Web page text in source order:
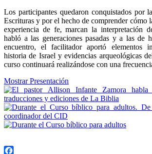
Los participantes quedaron conquistados por
Escrituras y por el hecho de comprender cómo
experiencia de fe, marcan la interpretación
habló a las generaciones pasadas y a las de
encuentro, el facilitador aportó elementos
historia de Israel y evidencias arqueológicas
curso continuará realizándose con una
Mostrar Presentación